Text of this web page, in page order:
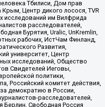
Тбилиси, Дом прав
Центр дикого лосося, TVR
исследований им Вилфрида
расследователей,
Бурятия, Uralic, UnKremlin,
рабочих, ИстЧам Финланд,
Развития,
университет, Центр
исследований, Общество
Свидетелей Иеговы,
политики,
Российский комитет действия,
демократию в России,
расследователей,
Берлин, Свободная Россия